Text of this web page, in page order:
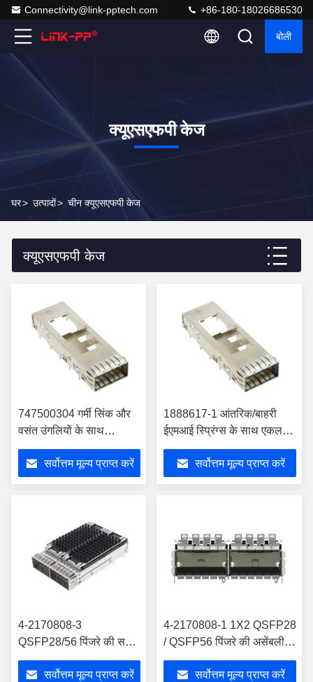
Connectivity@link-pptech.com +86-180-18026686530
बोली
क्यूएसएफपी केज
घर> उत्पादों> चीन क्यूएसएफपी केज
क्यूएसएफपी केज
747500304 गर्मी सिंक और
वसंत उंगलियों के साथ
QSFP+ पिंजरे विधानसभा
सर्वोत्तम मूल्य प्राप्त करें
1888617-1 आंतरिक/बाहरी
ईएमआई स्प्रिंग्स के साथ एकल
पोर्ट क्यूएसएफपी+ पिंजरा
सर्वोत्तम मूल्य प्राप्त करें
4-2170808-3
QSFP28/56 पिंजरे की सभा
गंगेड 1x2 विन्यास
सर्वोत्तम मूल्य प्राप्त करें
4-2170808-1 1X2 QSFP28
/ QSFP56 पिंजरे की असेंबली
हीट सिंक के साथ
सर्वोत्तम मूल्य प्राप्त करें